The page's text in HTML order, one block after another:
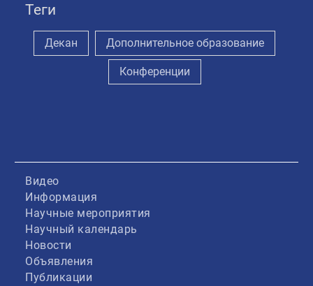
Теги
Декан Дополнительное образование
Конференции
Видео
Информация
Научные мероприятия
Научный календарь
Новости
Объявления
Публикации